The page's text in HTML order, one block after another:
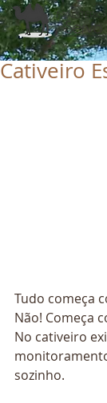
Cativeiro
Tudo começa
Não! Começa
No cativeiro
sozinho.